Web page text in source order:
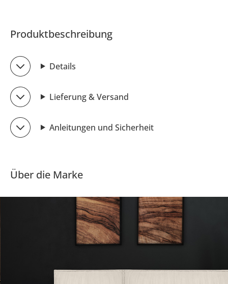
Produktbeschreibung
Details
Lieferung & Versand
Anleitungen und Sicherheit
Über die Marke